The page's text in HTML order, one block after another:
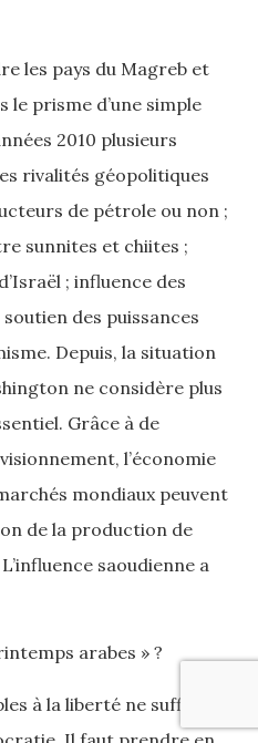
les pays du Magreb et
prisme d’une simple
2010 plusieurs
rivalités géopolitiques
de pétrole ou non ;
sunnites et chiites ;
; influence des
des puissances
Depuis, la situation
ne considère plus
Grâce à de
l’économie
mondiaux peuvent
de la production de
saoudienne a
arabes » ?
à la liberté ne suffit pas